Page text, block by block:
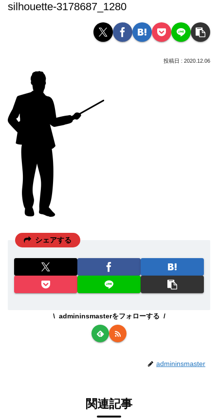
silhouette-3178687_1280
2020.12.06
シェアする
admininsmasterをフォローする
admininsmaster
関連記事